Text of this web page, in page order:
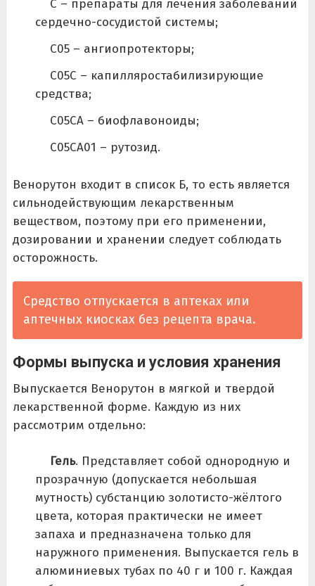
C – препараты для лечения заболеваний
сердечно-сосудистой системы;
C05 – ангиопротекторы;
C05C – капилляростабилизирующие
средства;
C05CA – биофлавоноиды;
C05CA01 – рутозид.
Венорутон входит в список Б, то есть является
сильнодействующим лекарственным
веществом, поэтому при его применении,
дозировании и хранении следует соблюдать
осторожность.
Средство отпускается в аптеках или
аптечных киосках без рецепта врача.
Формы выпуска и условия хранения
Выпускается Венорутон в мягкой и твердой
лекарственной форме. Каждую из них
рассмотрим отдельно:
Гель. Представляет собой однородную и
прозрачную (допускается небольшая
мутность) субстанцию золотисто-жёлтого
цвета, которая практически не имеет
запаха и предназначена только для
наружного применения. Выпускается гель в
алюминиевых тубах по 40 г и 100 г. Каждая